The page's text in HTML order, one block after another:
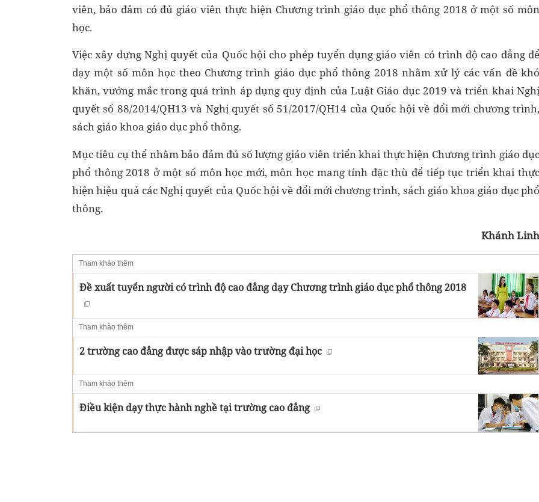
viên, bảo đảm có đủ giáo viên thực hiện Chương trình giáo dục phổ thông 2018 ở một số môn
học.
Việc xây dựng Nghị quyết của Quốc hội cho phép tuyển dụng giáo viên có trình độ cao đẳng để
dạy một số môn học theo Chương trình giáo dục phổ thông 2018 nhằm xử lý các vấn đề khó
khăn, vướng mắc trong quá trình áp dụng quy định của Luật Giáo dục 2019 và triển khai Nghị
quyết số 88/2014/QH13 và Nghị quyết số 51/2017/QH14 của Quốc hội về đổi mới chương trình,
sách giáo khoa giáo dục phổ thông.
Mục tiêu cụ thể nhằm bảo đảm đủ số lượng giáo viên triển khai thực hiện Chương trình giáo dục
phổ thông 2018 ở một số môn học mới, môn học mang tính đặc thù để tiếp tục triển khai thực
hiện hiệu quả các Nghị quyết của Quốc hội về đổi mới chương trình, sách giáo khoa giáo dục phổ
thông.
Khánh Linh
Tham khảo thêm
Đề xuất tuyển người có trình độ cao đẳng dạy Chương trình giáo dục phổ thông 2018
Tham khảo thêm
2 trường cao đẳng được sáp nhập vào trường đại học
Tham khảo thêm
Điều kiện dạy thực hành nghề tại trường cao đẳng